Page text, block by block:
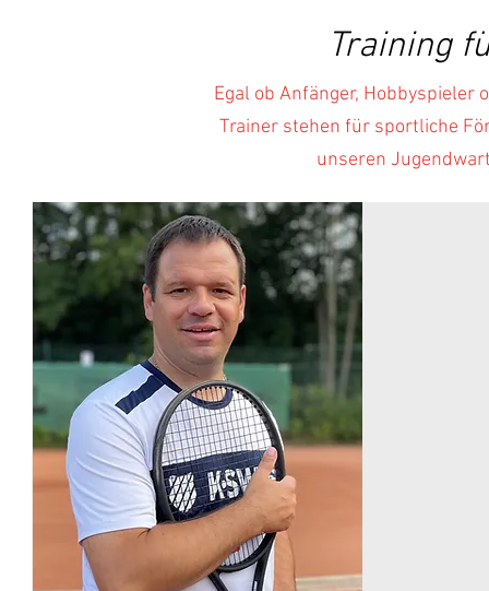
Training
Egal ob Anfänger, Hobbyspieler
Trainer stehen für sportliche
unseren